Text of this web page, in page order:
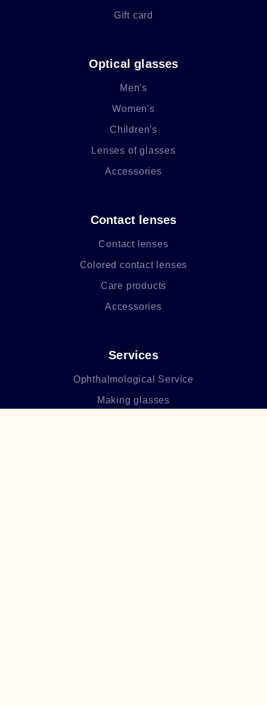
Gift card
Optical glasses
Men's
Women's
Children's
Lenses of glasses
Accessories
Contact lenses
Contact lenses
Colored contact lenses
Care products
Accessories
Services
Ophthalmological Service
Making glasses